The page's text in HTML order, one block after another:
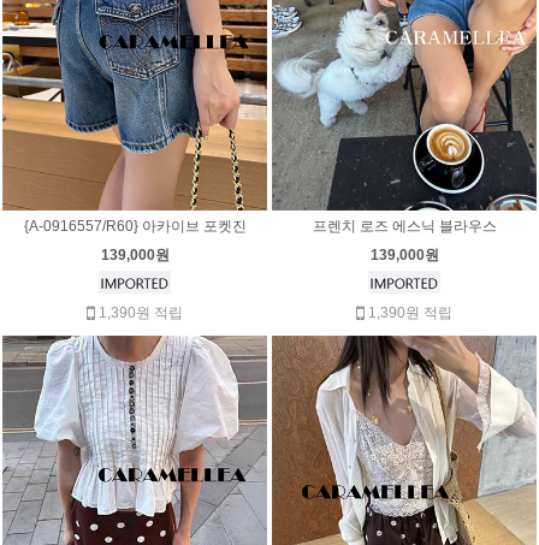
{A-0916557/R60} 아카이브 포켓진
139,000원
1,390원 적립
프렌치 로즈 에스닉 블라우스
139,000원
1,390원 적립